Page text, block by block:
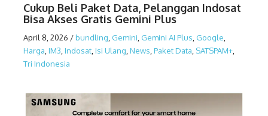
Cukup Beli Paket Data, Pelanggan Indosat
Bisa Akses Gratis Gemini Plus
April 8, 2026 /bundling Gemini Gemini AI Plus Google
Harga IM3 Indosat Isi Ulang News Paket Data SATSPAM+
Tri Indonesia